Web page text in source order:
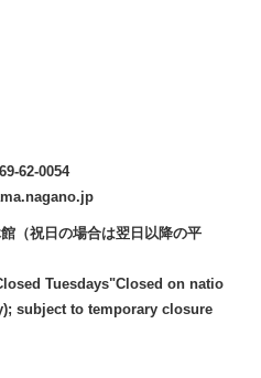
62-0054
（祝日の場合は翌日以降の平
Tuesdays"Closed on natio
subject to temporary closure